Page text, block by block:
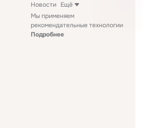
Новости Ещё
Мы применяем
рекомендательные технологии
Подробнее